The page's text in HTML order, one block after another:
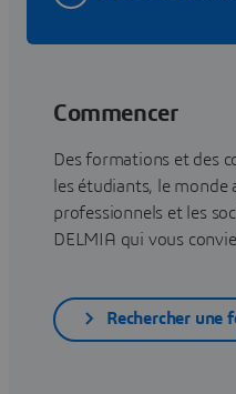
Commencer
Des formations et des
les étudiants, le monde
professionnels et les
DELMIA qui vous
Rechercher une